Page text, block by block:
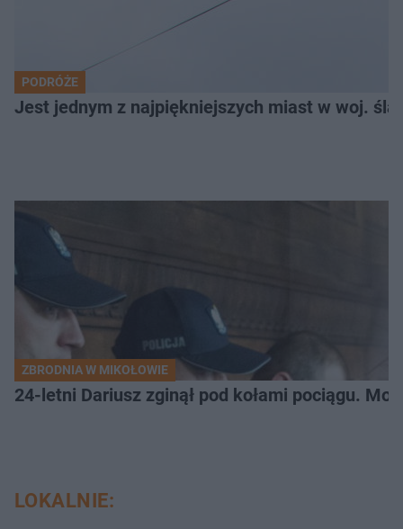
PODRÓŻE
Jest jednym z najpiękniejszych miast w woj.
ZBRODNIA W MIKOŁOWIE
24-letni Dariusz zginął pod kołami pociągu.
LOKALNIE: